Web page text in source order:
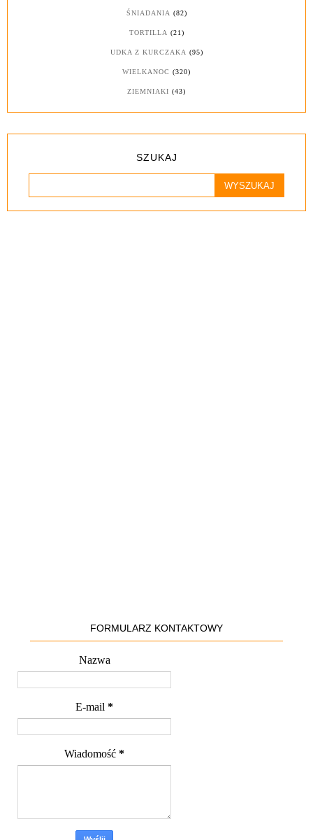
ŚNIADANIA (82)
TORTILLA (21)
UDKA Z KURCZAKA (95)
WIELKANOC (320)
ZIEMNIAKI (43)
SZUKAJ
FORMULARZ KONTAKTOWY
Nazwa
E-mail *
Wiadomość *